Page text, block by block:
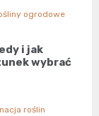
ogrodowe
i jak
wybrać
roślin